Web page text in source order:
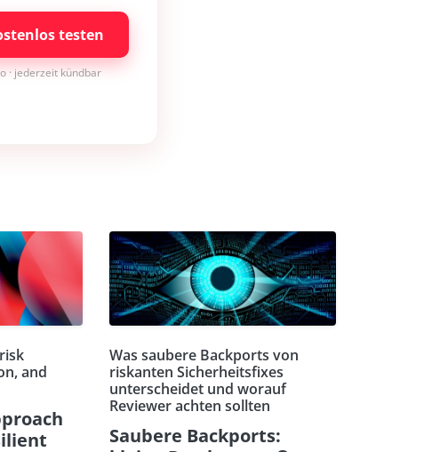
testen
· jederzeit kündbar
and
Was saubere Backports von
riskanten Sicherheitsfixes
unterscheidet und worauf
Reviewer achten sollten
Saubere Backports: